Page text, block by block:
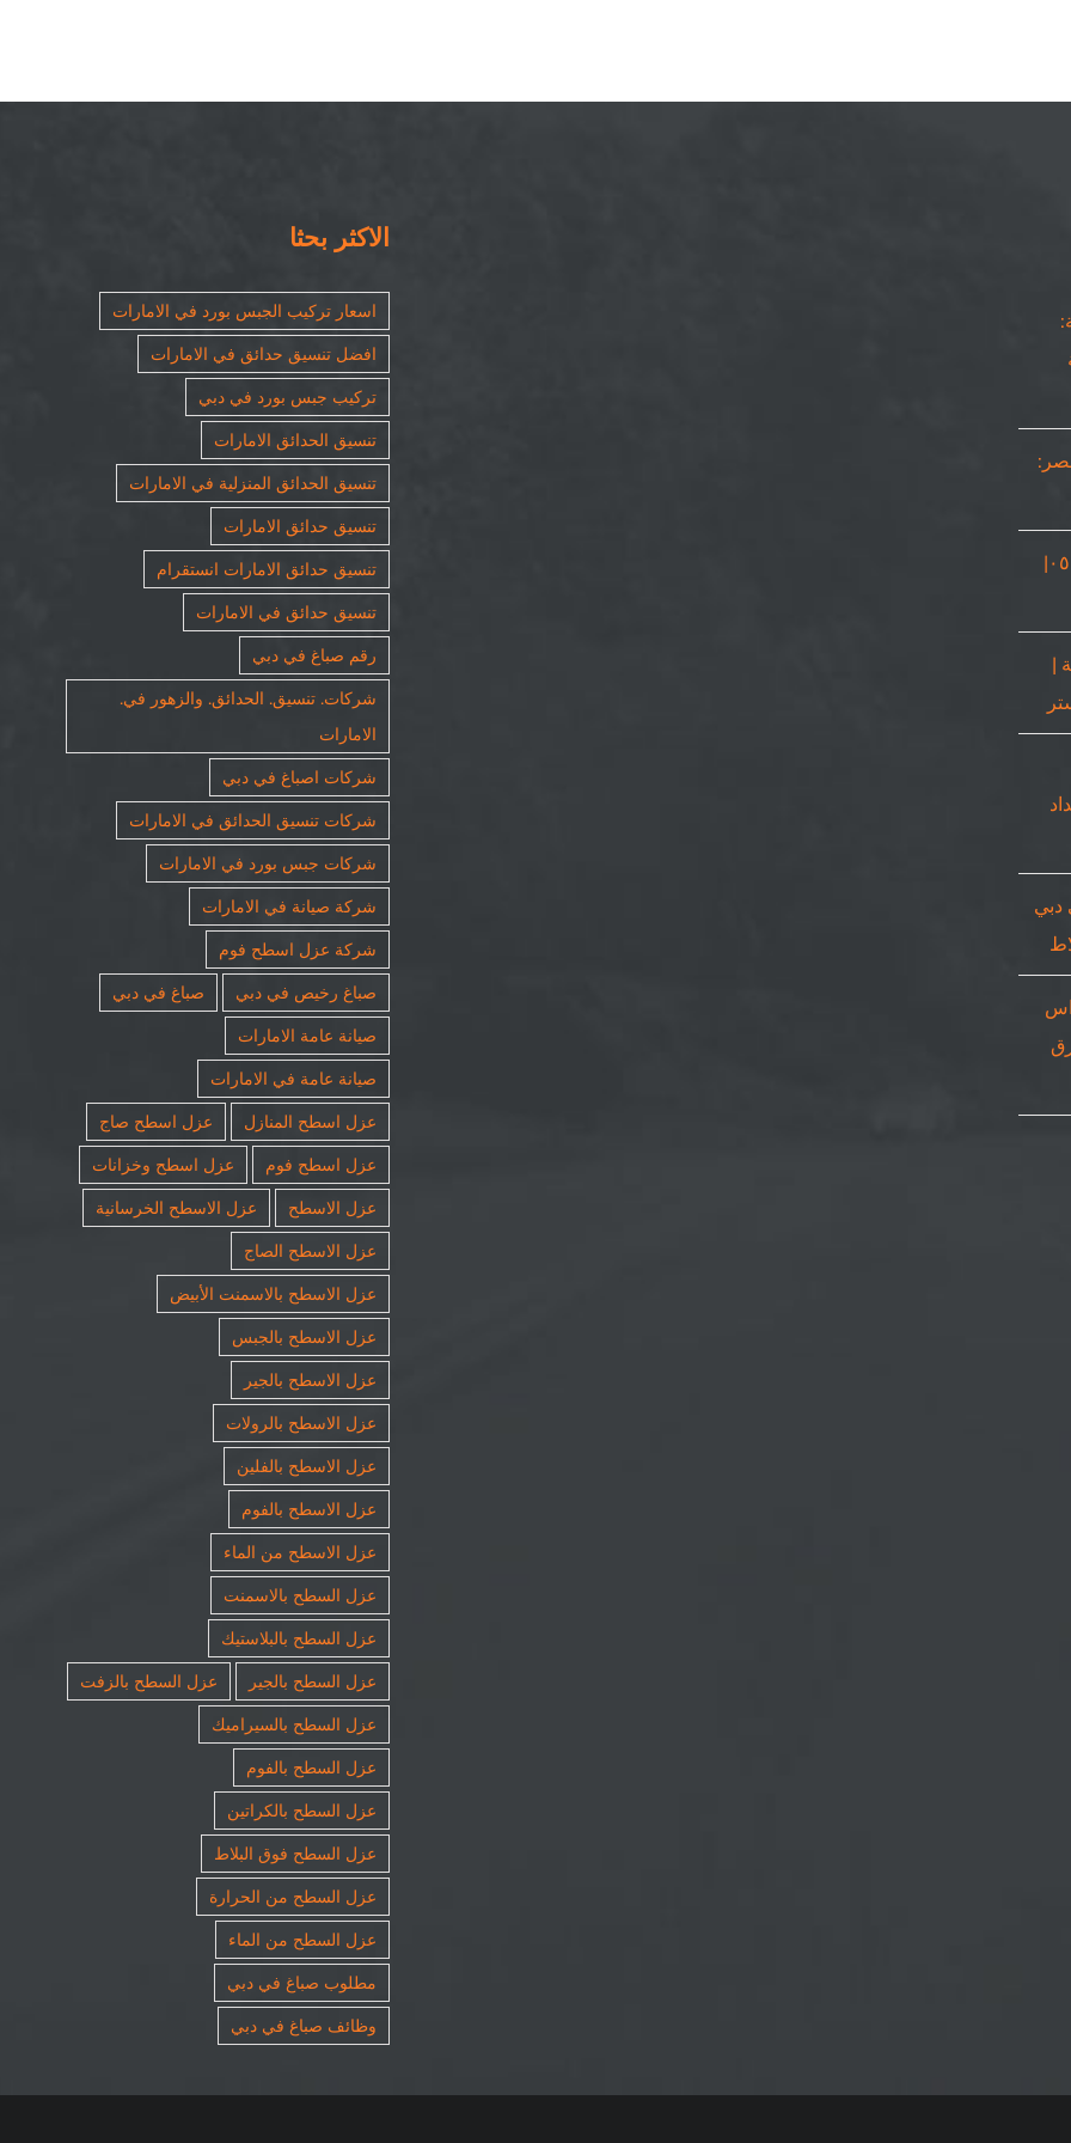
نجار في دبي |٠٥٠٨٦٩٠٥٦٧|
|
دبي
ورق
الاكثر بحثا
اسعار تركيب الجبس بورد في الامارات
افضل تنسيق حدائق في الامارات
تركيب جبس بورد في دبي
تنسيق الحدائق الامارات
تنسيق الحدائق المنزلية في الامارات
تنسيق حدائق الامارات
تنسيق حدائق الامارات انستقرام
تنسيق حدائق في الامارات
رقم صباغ في دبي
شركات. تنسيق. الحدائق. والزهور في.
الامارات
شركات اصباغ في دبي
شركات تنسيق الحدائق في الامارات
شركات جبس بورد في الامارات
شركة صيانة في الامارات
شركة عزل اسطح فوم
صباغ رخيص في دبي
صباغ في دبي
صيانة عامة الامارات
صيانة عامة في الامارات
عزل اسطح المنازل
عزل اسطح صاج
عزل اسطح فوم
عزل اسطح وخزانات
عزل الاسطح
عزل الاسطح الخرسانية
عزل الاسطح الصاج
عزل الاسطح بالاسمنت الأبيض
عزل الاسطح بالجبس
عزل الاسطح بالجير
عزل الاسطح بالرولات
عزل الاسطح بالفلين
عزل الاسطح بالفوم
عزل الاسطح من الماء
عزل السطح بالاسمنت
عزل السطح بالبلاستيك
عزل السطح بالجير
عزل السطح بالزفت
عزل السطح بالسيراميك
عزل السطح بالفوم
عزل السطح بالكراتين
عزل السطح فوق البلاط
عزل السطح من الحرارة
عزل السطح من الماء
مطلوب صباغ في دبي
وظائف صباغ في دبي